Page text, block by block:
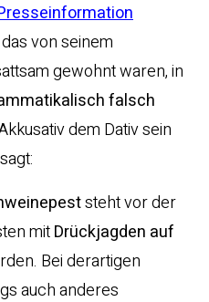
von seinem
gewohnt waren, in
falsch
dem Dativ sein
steht vor der
mitDrückjagden auf
Bei derartigen
auch anderes